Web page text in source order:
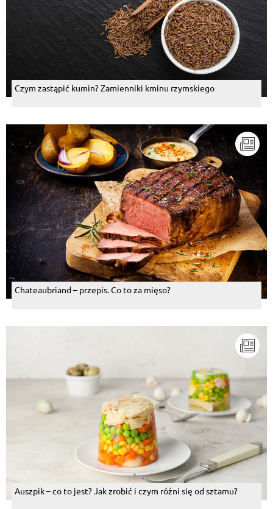
Czym zastąpić kumin? Zamienniki kminu rzymskiego
Chateaubriand – przepis. Co to za mięso?
Auszpik – co to jest? Jak zrobić i czym różni się od sztamu?